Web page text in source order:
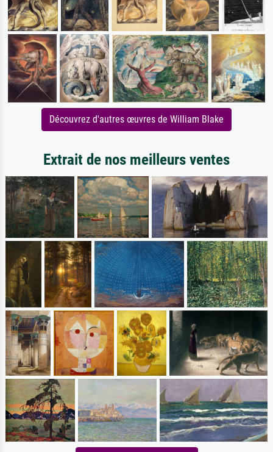
Découvrez d'autres œuvres de William Blake
Extrait de nos meilleurs ventes